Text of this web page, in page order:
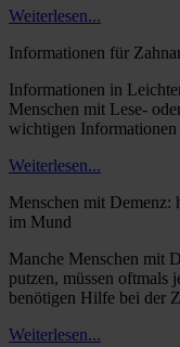
Weiterlesen...
Informationen für
Informationen in
Menschen mit Lese-
wichtigen Informationen
Weiterlesen...
Menschen mit Demenz:
im Mund
Manche Menschen mit
putzen, müssen oftmals
benötigen Hilfe bei der
Weiterlesen...